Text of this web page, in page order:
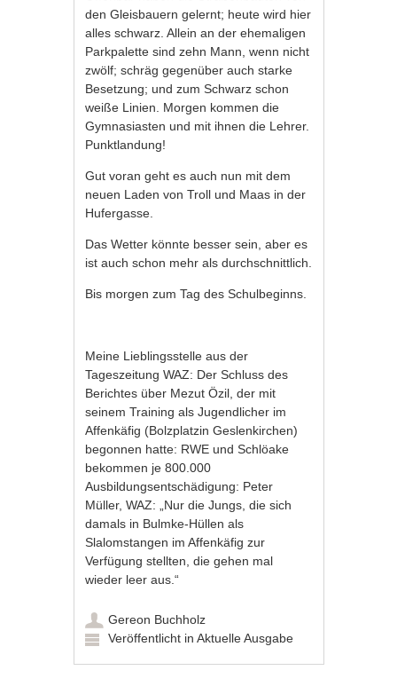
den Gleisbauern gelernt; heute wird hier
alles schwarz. Allein an der ehemaligen
Parkpalette sind zehn Mann, wenn nicht
zwölf; schräg gegenüber auch starke
Besetzung; und zum Schwarz schon
weiße Linien. Morgen kommen die
Gymnasiasten und mit ihnen die Lehrer.
Punktlandung!
Gut voran geht es auch nun mit dem
neuen Laden von Troll und Maas in der
Hufergasse.
Das Wetter könnte besser sein, aber es
ist auch schon mehr als durchschnittlich.
Bis morgen zum Tag des Schulbeginns.
Meine Lieblingsstelle aus der
Tageszeitung WAZ: Der Schluss des
Berichtes über Mezut Özil, der mit
seinem Training als Jugendlicher im
Affenkäfig (Bolzplatzin Geslenkirchen)
begonnen hatte: RWE und Schlöake
bekommen je 800.000
Ausbildungsentschädigung: Peter
Müller, WAZ: „Nur die Jungs, die sich
damals in Bulmke-Hüllen als
Slalomstangen im Affenkäfig zur
Verfügung stellten, die gehen mal
wieder leer aus.“
Gereon Buchholz
Veröffentlicht inAktuelle Ausgabe